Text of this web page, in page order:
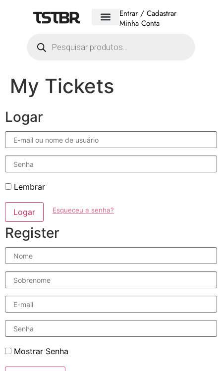
Entrar / Cadastrar
Minha Conta
My Tickets
Logar
E-
mail
ou
nome
de
usuário
Senha
Lembrar
Logar Esqueceu a senha?
Register
Nome
Sobrenome
E-
mail
Insira
uma
senha
Mostrar Senha